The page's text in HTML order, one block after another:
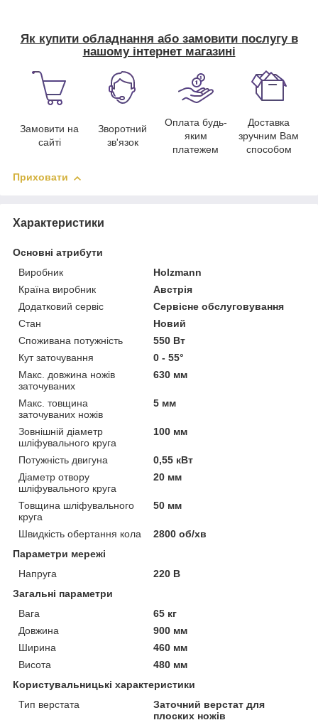
Як купити обладнання або замовити послугу в
нашому інтернет магазині
Замовити на
сайті
Зворотний
зв'язок
Оплата будь-
яким
платежем
Доставка
зручним Вам
способом
Приховати
Характеристики
Основні атрибути
Виробник
Holzmann
Країна виробник
Австрія
Додатковий сервіс
Сервісне обслуговування
Стан
Новий
Споживана потужність
550 Вт
Кут заточування
0 - 55°
Макс. довжина ножів
заточуваних
630 мм
Макс. товщина
заточуваних ножів
5 мм
Зовнішній діаметр
шліфувального круга
100 мм
Потужність двигуна
0,55 кВт
Діаметр отвору
шліфувального круга
20 мм
Товщина шліфувального
круга
50 мм
Швидкість обертання кола
2800 об/хв
Параметри мережі
Напруга
220 В
Загальні параметри
Вага
65 кг
Довжина
900 мм
Ширина
460 мм
Висота
480 мм
Користувальницькі характеристики
Тип верстата
Заточний верстат для
плоских ножів